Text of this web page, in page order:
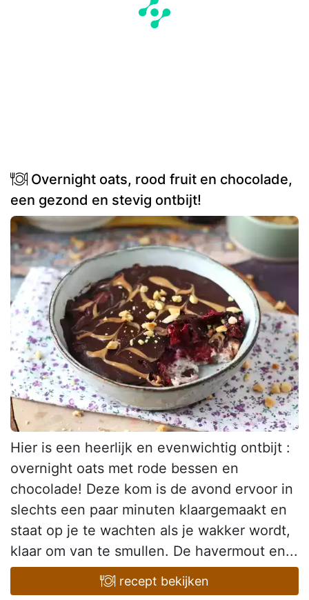
Overnight oats, rood fruit en chocolade,
een gezond en stevig ontbijt!
Hier is een heerlijk en evenwichtig ontbijt :
overnight oats met rode bessen en
chocolade! Deze kom is de avond ervoor in
slechts een paar minuten klaargemaakt en
staat op je te wachten als je wakker wordt,
klaar om van te smullen. De havermout en...
recept bekijken